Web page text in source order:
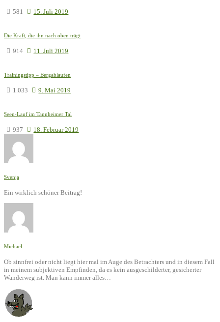
581 15. Juli 2019
Die Kraft, die ihn nach oben trägt
914 11. Juli 2019
Trainingstipp – Bergablaufen
1.033 9. Mai 2019
Seen-Lauf im Tannheimer Tal
937 18. Februar 2019
Svenja
Ein wirklich schöner Beitrag!
Michael
Ob sinnfrei oder nicht liegt hier mal im Auge des Betrachters und in diesem Fall
in meinem subjektiven Empfinden, da es kein ausgeschilderter, gesicherter
Wanderweg ist. Man kann immer alles…